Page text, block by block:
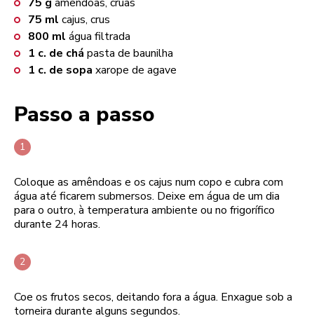
75 ml cajus, crus
800 ml água filtrada
1 c. de chá pasta de baunilha
1 c. de sopa xarope de agave
Passo a passo
Coloque as amêndoas e os cajus num copo e cubra com
água até ficarem submersos. Deixe em água de um dia
para o outro, à temperatura ambiente ou no frigorífico
durante 24 horas.
Coe os frutos secos, deitando fora a água. Enxague sob a
torneira durante alguns segundos.